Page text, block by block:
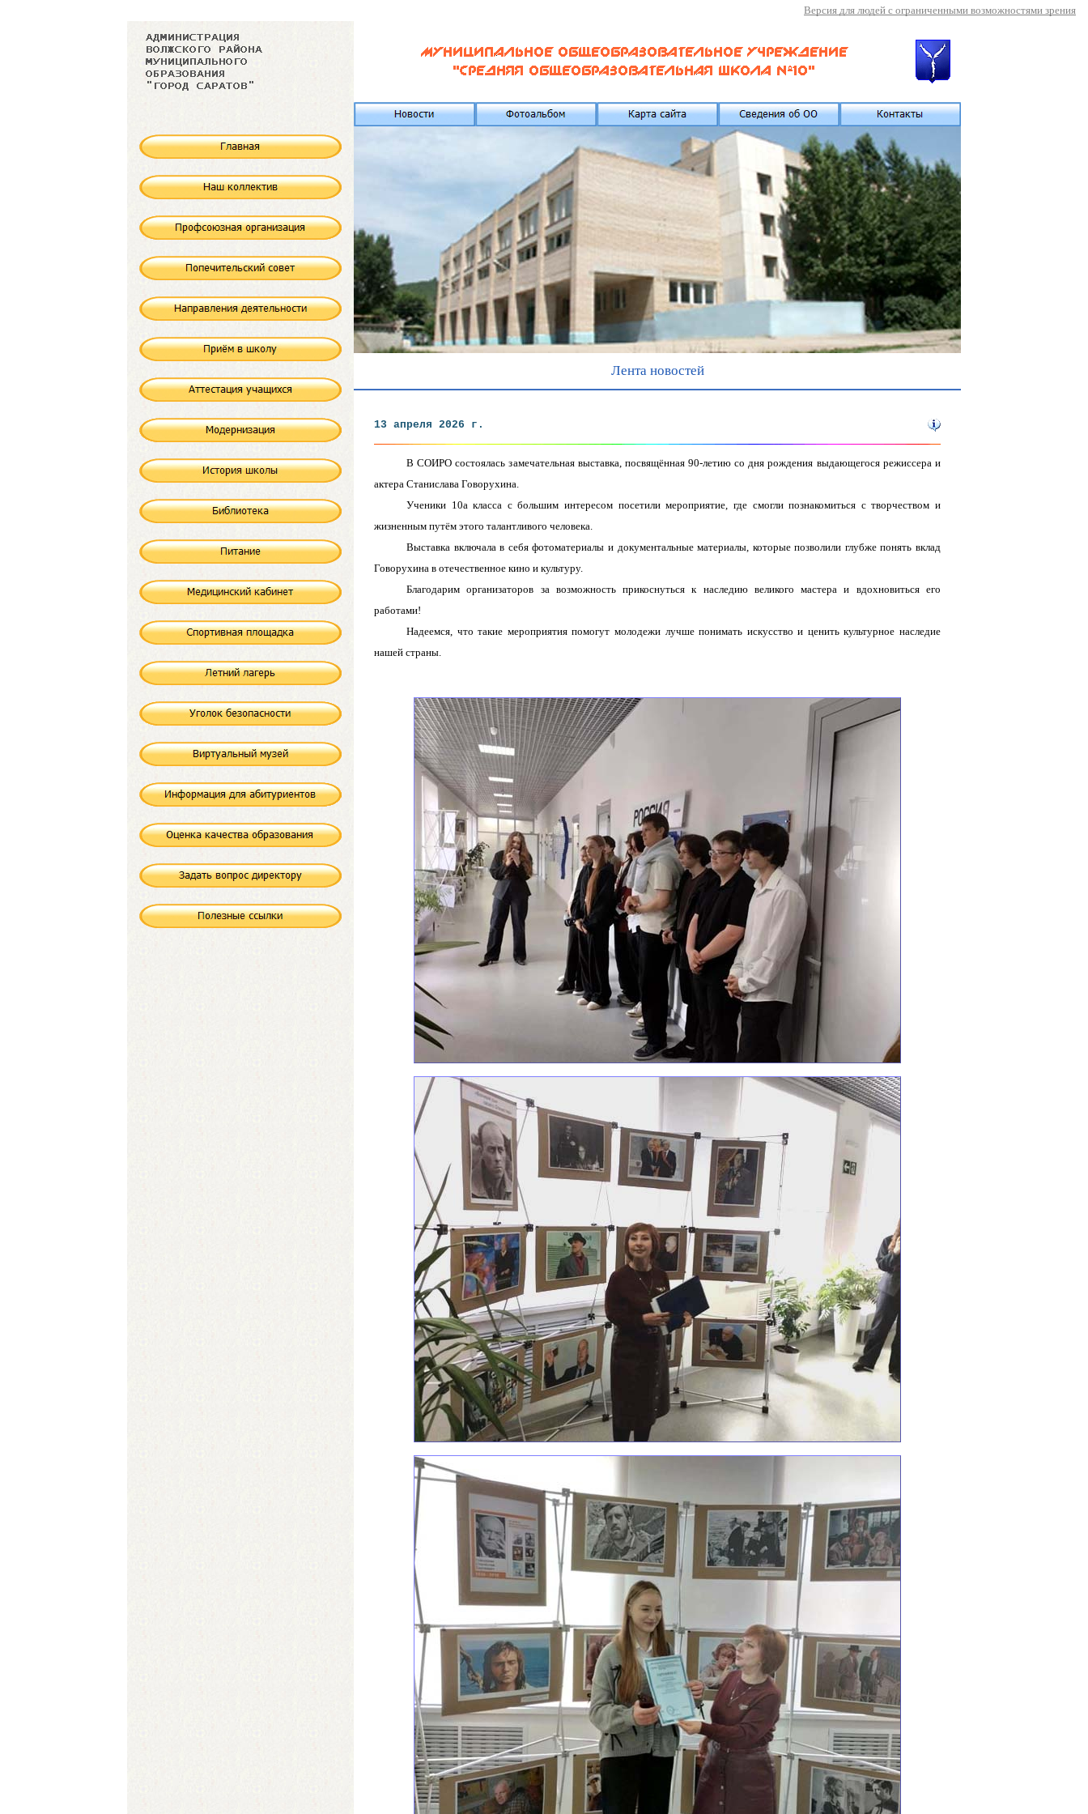
Версия для людей с ограниченными возможностями зрения
Лента новостей
13 апреля 2026 г.
В СОИРО состоялась замечательная выставка, посвящённая 90-летию со дня рождения выдающегося режиссера и
актера Станислава Говорухина.
Ученики 10а класса с большим интересом посетили мероприятие, где смогли познакомиться с творчеством и
жизненным путём этого талантливого человека.
Выставка включала в себя фотоматериалы и документальные материалы, которые позволили глубже понять вклад
Говорухина в отечественное кино и культуру.
Благодарим организаторов за возможность прикоснуться к наследию великого мастера и вдохновиться его
работами!
Надеемся, что такие мероприятия помогут молодежи лучше понимать искусство и ценить культурное наследие
нашей страны.